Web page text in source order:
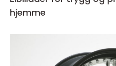
hjemme